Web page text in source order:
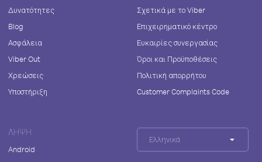
Δυνατότητες
Blog
Ασφάλεια
Viber Out
Χρεώσεις
Υποστήριξη
Σχετικά με το Viber
Επιχειρηματικό κέντρο
Ευκαιρίες συνεργασίας
Όροι και Προϋποθέσεις
Πολιτική απορρήτου
Customer Complaints Code
ΛΉΨΗ
Android
Ελληνικά